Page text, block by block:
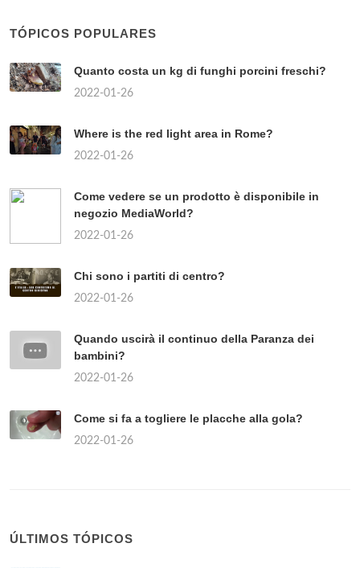
TÓPICOS POPULARES
Quanto costa un kg di funghi porcini freschi?
2022-01-26
Where is the red light area in Rome?
2022-01-26
Come vedere se un prodotto è disponibile in
negozio MediaWorld?
2022-01-26
Chi sono i partiti di centro?
2022-01-26
Quando uscirà il continuo della Paranza dei
bambini?
2022-01-26
Come si fa a togliere le placche alla gola?
2022-01-26
ÚLTIMOS TÓPICOS